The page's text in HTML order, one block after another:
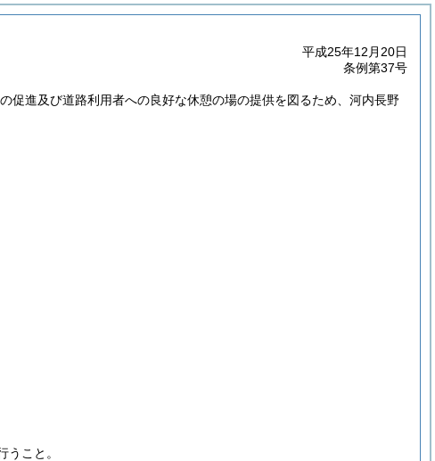
平成25年12月20日
条例第37号
促進及び道路利用者への良好な休憩の場の提供を図るため、河内長野
こと。